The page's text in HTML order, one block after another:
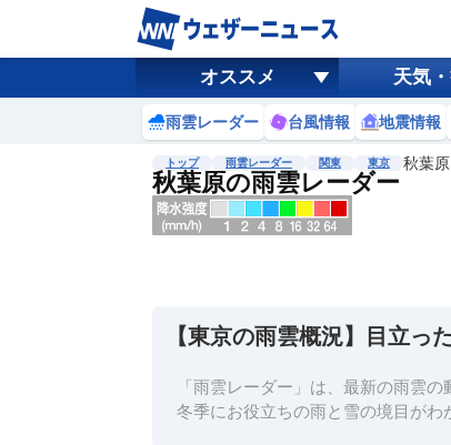
オススメ 天気
雨雲レーダー 台風情報 地震情報
トップ 雨雲レーダー 関東 東京 秋葉原
秋葉原の雨雲レーダー
【東京の雨雲概況】目立っ
「雨雲レーダー」は、最新の雨雲
冬季にお役立ちの雨と雪の境目がわ